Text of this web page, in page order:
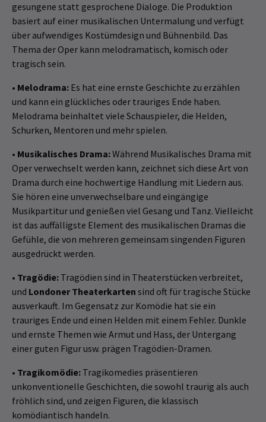
gesungene statt gesprochene Dialoge. Die Produktion
basiert auf einer musikalischen Untermalung und verfügt
über aufwendiges Kostümdesign und Bühnenbild. Das
Thema der Oper kann melodramatisch, komisch oder
tragisch sein.
• Melodrama: Es hat eine ernste Geschichte zu erzählen
und kann ein glückliches oder trauriges Ende haben.
Melodrama beinhaltet viele Schauspieler, die Helden,
Schurken, Mentoren und mehr spielen.
• Musikalisches Drama:Während Musikalisches Drama mit
Oper verwechselt werden kann, zeichnet sich diese Art von
Drama durch eine hochwertige Handlung mit Liedern aus.
Sie hören eine unverwechselbare und eingängige
Musikpartitur und genießen viel Gesang und Tanz. Vielleicht
ist das auffälligste Element des musikalischen Dramas die
Gefühle, die von mehreren gemeinsam singenden Figuren
ausgedrückt werden.
• Tragödie: Tragödien sind in Theaterstücken verbreitet,
und Londoner Theaterkarten sind oft für tragische Stücke
ausverkauft. Im Gegensatz zur Komödie hat sie ein
trauriges Ende und einen Helden mit einem Fehler. Dunkle
und ernste Themen wie Armut und Hass, der Untergang
einer guten Figur usw. prägen Tragödien-Dramen.
• Tragikomödie: Tragikomedies präsentieren
unkonventionelle Geschichten, die sowohl traurig als auch
fröhlich sind, und zeigen Figuren, die klassisch
komödiantisch handeln.